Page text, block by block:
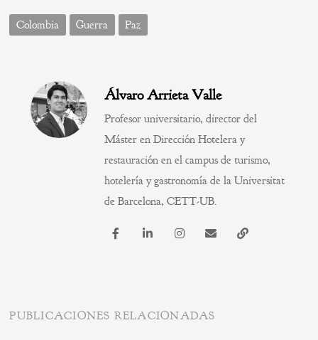
Colombia Guerra Paz
Álvaro Arrieta Valle
Profesor universitario, director del
Máster en Dirección Hotelera y
restauración en el campus de turismo,
hotelería y gastronomía de la Universitat
de Barcelona, CETT-UB.
PUBLICACIONES RELACIONADAS